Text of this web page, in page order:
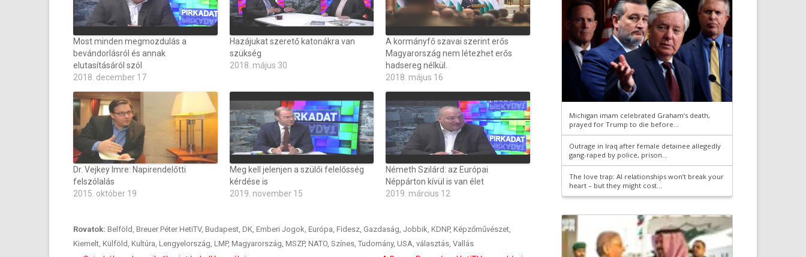
Most minden megmozdulás a
bevándorlásról és annak
elutasításáról szól
2018. december 17
Hazájukat szerető katonákra van
szükség
2018. május 30
A kormányfő szavai szerint erős
Magyarország nem létezhet erős
hadsereg nélkül.
2018. május 16
Dr. Vejkey Imre: Napirendelőtti
felszólalás
2015. október 19
Meg kell jelenjen a szülői felelősség
kérdése is
2019. november 15
Németh Szilárd: az Európai
Néppárton kívül is van élet
2019. március 12
Rovatok: Belföld, Breuer Péter HetiTV, Budapest, DK, Emberi Jogok, Európa, Fidesz, Gazdaság, Jobbik, KDNP, Képzőművészet,
Kiemelt, Külföld, Kultúra, Lengyelország, LMP, Magyarország, MSZP, NATO, Színes, Tudomány, USA, választás, Vallás